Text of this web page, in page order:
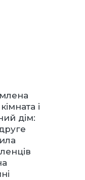
і
дім: